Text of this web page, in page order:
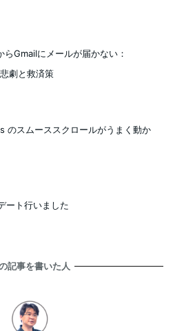
Gmailにメールが届かない：
劇と救済策
スムーススクロールがうまく動か
ート行いました
記事を書いた人